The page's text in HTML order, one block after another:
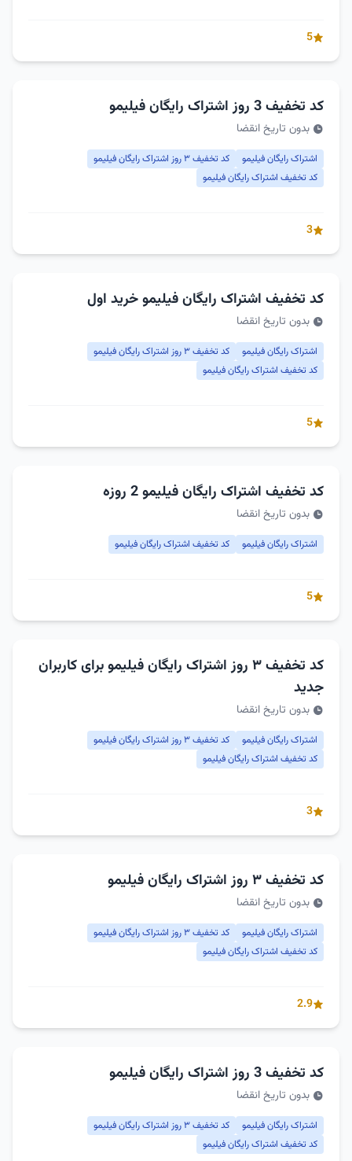
5
کد تخفیف 3 روز اشتراک رایگان فیلیمو
بدون تاریخ انقضا
اشتراک رایگان فیلیمو
کد تخفیف ۳ روز اشتراک رایگان فیلیمو
کد تخفیف اشتراک رایگان فیلیمو
3
کد تخفیف اشتراک رایگان فیلیمو خرید اول
بدون تاریخ انقضا
اشتراک رایگان فیلیمو
کد تخفیف ۳ روز اشتراک رایگان فیلیمو
کد تخفیف اشتراک رایگان فیلیمو
5
کد تخفیف اشتراک رایگان فیلیمو 2 روزه
بدون تاریخ انقضا
اشتراک رایگان فیلیمو کد تخفیف اشتراک رایگان فیلیمو
5
کد تخفیف ۳ روز اشتراک رایگان فیلیمو برای کاربران
جدید
بدون تاریخ انقضا
اشتراک رایگان فیلیمو
کد تخفیف ۳ روز اشتراک رایگان فیلیمو
کد تخفیف اشتراک رایگان فیلیمو
3
کد تخفیف ۳ روز اشتراک رایگان فیلیمو
بدون تاریخ انقضا
اشتراک رایگان فیلیمو
کد تخفیف ۳ روز اشتراک رایگان فیلیمو
کد تخفیف اشتراک رایگان فیلیمو
2.9
کد تخفیف 3 روز اشتراک رایگان فیلیمو
بدون تاریخ انقضا
اشتراک رایگان فیلیمو
کد تخفیف ۳ روز اشتراک رایگان فیلیمو
کد تخفیف اشتراک رایگان فیلیمو